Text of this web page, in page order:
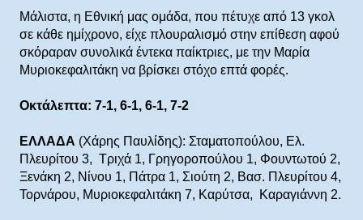
Μάλιστα, η Εθνική μας ομάδα, που πέτυχε από 13 γκολ
σε κάθε ημίχρονο, είχε πλουραλισμό στην επίθεση αφού
σκόραραν συνολικά έντεκα παίκτριες, με την Μαρία
Μυριοκεφαλιτάκη να βρίσκει στόχο επτά φορές.
Οκτάλεπτα: 7-1, 6-1, 6-1, 7-2
ΕΛΛΑΔΑ (Χάρης Παυλίδης): Σταματοπούλου, Ελ.
Πλευρίτου 3, Τριχά 1, Γρηγοροπούλου 1, Φουντωτού 2,
Ξενάκη 2, Νίνου 1, Πάτρα 1, Σιούτη 2, Βασ. Πλευρίτου 4,
Τορνάρου, Μυριοκεφαλιτάκη 7, Καρύτσα, Καραγιάννη 2.